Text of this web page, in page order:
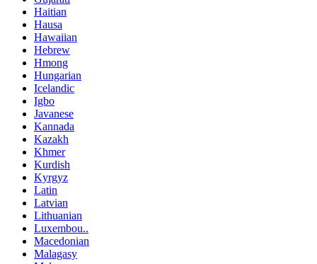
Haitian
Hausa
Hawaiian
Hebrew
Hmong
Hungarian
Icelandic
Igbo
Javanese
Kannada
Kazakh
Khmer
Kurdish
Kyrgyz
Latin
Latvian
Lithuanian
Luxembou..
Macedonian
Malagasy